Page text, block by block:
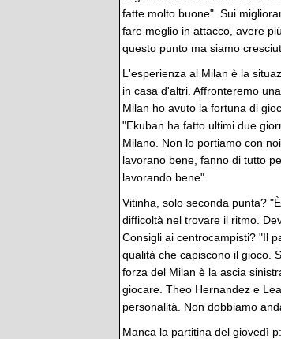
fatte molto buone". Sui
fare meglio in attacco, avere
questo punto ma siamo
L'esperienza al Milan è la
in casa d'altri. Affronteremo
Milan ho avuto la fortuna di
"Ekuban ha fatto ultimi due
Milano. Non lo portiamo con
lavorano bene, fanno di tutto
lavorando bene".
Vitinha, solo seconda punta?
difficoltà nel trovare il ritmo.
Consigli ai centrocampisti? "Il
qualità che capiscono il gioco.
forza del Milan è la ascia
giocare. Theo Hernandez e
personalità. Non dobbiamo
Manca la partitina del giovedì